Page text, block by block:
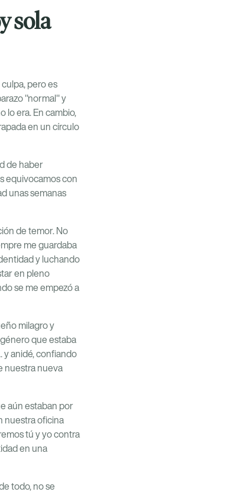
sola
pero es
"normal" y
lo era. En cambio,
en un círculo
de haber
equivocamos con
unas semanas
de temor. No
me guardaba
y luchando
en pleno
se me empezó a
milagro y
que estaba
y anidé, confiando
nuestra nueva
aún estaban por
nuestra oficina
tú y yo contra
en una
todo, no se